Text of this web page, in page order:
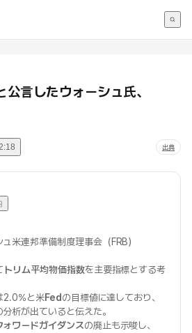
言したウォーシュ氏、
出典
米連邦準備制度理事会（FRB）
トリム平均物価指数を主要指標とする考
2.0%と米Fedの目標値に達しており、
析が出ていると伝えた。
ォワードガイダンスの廃止も示唆し、